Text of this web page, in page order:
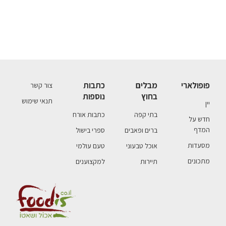
פופולארי
יין
חדש על
המדף
מסעדות
מתכונים
מבלים
בחוץ
בתי קפה
ברים ופאבים
אוכל טבעוני
תיירות
כתבות
נוספות
כתבות אורח
ספרי בישול
טעם עולמי
למקצוענים
צור קשר
תנאי שימוש